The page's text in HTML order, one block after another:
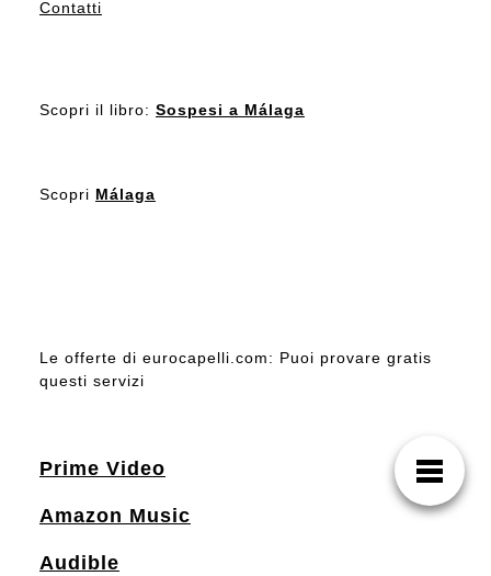
Contatti
Scopri il libro: Sospesi a Málaga
Scopri Málaga
Le offerte di eurocapelli.com: Puoi provare gratis
questi servizi
Prime Video
Amazon Music
Audible